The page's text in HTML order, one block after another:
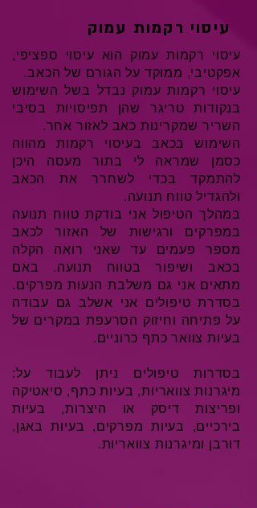
עיסוי רקמות עמוק
עיסוי רקמות עמוק הוא עיסוי ספציפי,
אפקטיבי, ממוקד על הגורם של הכאב.
עיסוי רקמות עמוק נבדל בשל השימוש
בנקודות טריגר שהן תפיסויות בסיבי
השריר שמקרינות כאב לאזור אחר.
השימוש בכאב בעיסוי רקמות מהווה
כסמן שמראה לי בתור מעסה היכן
להתמקד בכדי לשחרר את הכאב
ולהגדיל טווח תנועה.
במהלך הטיפול אני בודקת טווח תנועה
במפרקים ורגישות של האזור לכאב
מספר פעמים עד שאני רואה הקלה
בכאב ושיפור בטווח תנועה. באם
מתאים אני גם משלבת הנעות מפרקים.
בסדרת טיפולים אני אשלב גם עבודה
על פתיחה וחיזוק הסרעפת במקרים של
בעיות צוואר כתף כרוניים.
בסדרות טיפולים ניתן לעבוד על:
מיגרנות צוואריות, בעיות כתף, סיאטיקה
ופריצות דיסק או היצרות, בעיות
בירכיים, בעיות מפרקים, בעיות באגן,
דורבן ומיגרנות צוואריות.